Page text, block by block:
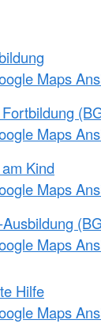
Maps
Maps
Kind
Maps
Maps
Hilfe
Maps